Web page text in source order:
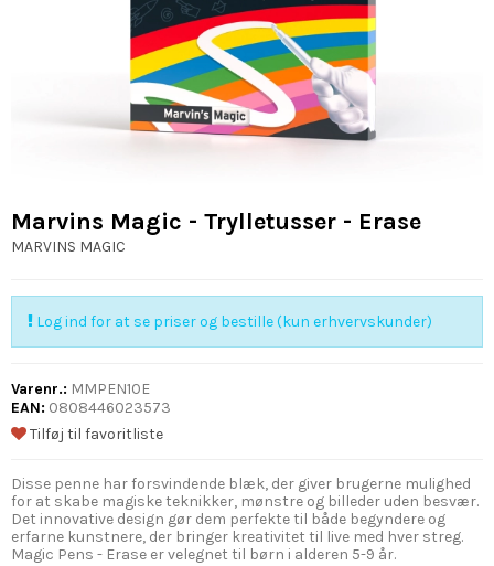
Marvins Magic - Trylletusser - Erase
MARVINS MAGIC
Log ind for at se priser og bestille (kun erhvervskunder)
Varenr.: MMPEN10E
EAN: 0808446023573
Tilføj til favoritliste
Disse penne har forsvindende blæk, der giver brugerne mulighed
for at skabe magiske teknikker, mønstre og billeder uden besvær.
Det innovative design gør dem perfekte til både begyndere og
erfarne kunstnere, der bringer kreativitet til live med hver streg.
Magic Pens - Erase er velegnet til børn i alderen 5-9 år.